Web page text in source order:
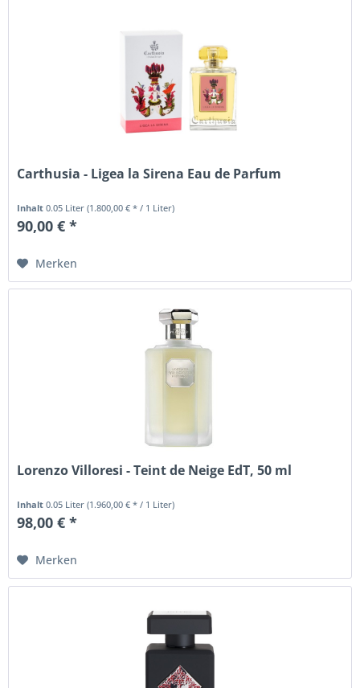
Carthusia - Ligea la Sirena Eau de Parfum
Inhalt0.05 Liter(1.800,00 € * / 1 Liter)
90,00 € *
Merken
Lorenzo Villoresi - Teint de Neige EdT, 50 ml
Inhalt0.05 Liter(1.960,00 € * / 1 Liter)
98,00 € *
Merken